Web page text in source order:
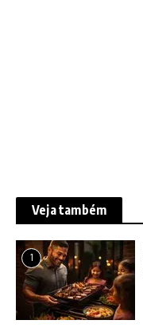
Veja também
1